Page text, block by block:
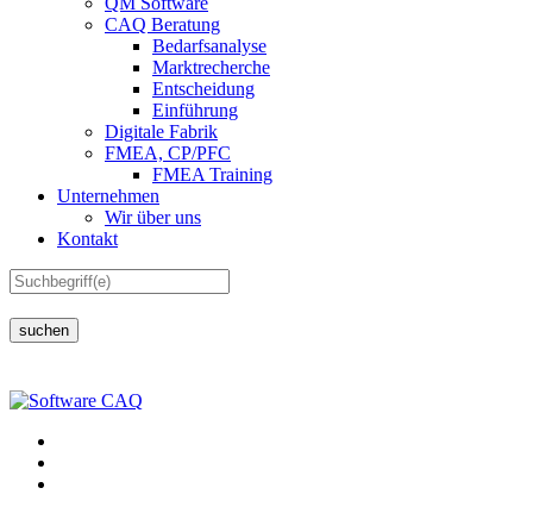
CAQ Beratung
Bedarfsanalyse
Marktrecherche
Entscheidung
Einführung
Digitale Fabrik
FMEA, CP/PFC
FMEA Training
Unternehmen
Wir über uns
Kontakt
suchen